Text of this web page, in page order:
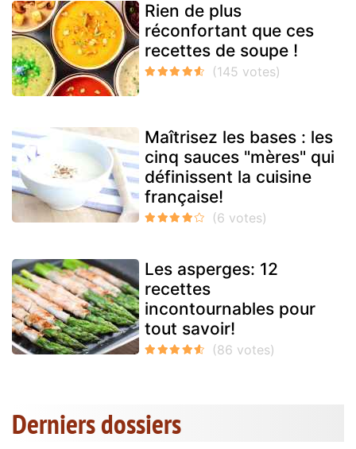
Rien de plus
réconfortant que ces
recettes de soupe !
Maîtrisez les bases : les
cinq sauces "mères" qui
définissent la cuisine
française!
Les asperges: 12
recettes
incontournables pour
tout savoir!
Derniers dossiers